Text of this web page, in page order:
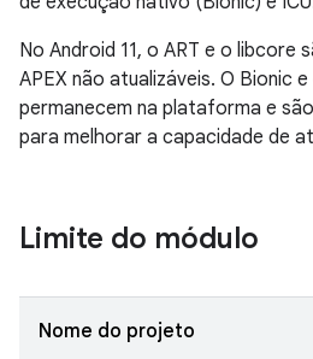
No Android 11, o ART e o
APEX não atualizáveis. O Bionic
permanecem na plataforma e
para melhorar a capacidade de
Limite do módulo
Nome do projeto